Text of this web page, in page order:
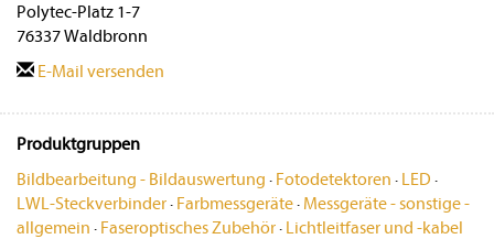
Polytec-Platz 1-7
76337 Waldbronn
E-Mail versenden
Produktgruppen
Bildbearbeitung - Bildauswertung · Fotodetektoren · LED ·
LWL-Steckverbinder· Farbmessgeräte· Messgeräte - sonstige -
allgemein · Faseroptisches Zubehör· Lichtleitfaser und -kabel